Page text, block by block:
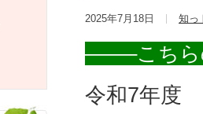
2025年7月18日 知っ
——–こちら
令和7年度